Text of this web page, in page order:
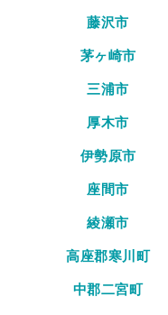
藤沢市
茅ヶ崎市
三浦市
厚木市
伊勢原市
座間市
綾瀬市
高座郡寒川町
中郡二宮町